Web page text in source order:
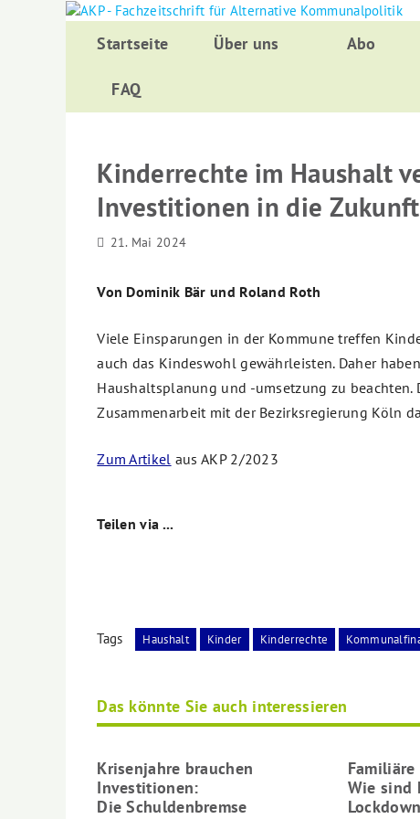
Zurück
InhaltStartseite Über uns Abo
FAQ
Kinderrechte im Haushalt
Investitionen in die Zukunft
21. Mai 2024
Von Dominik Bär und Roland Roth
Viele Einsparungen in der Kommune treffen
auch das Kindeswohl gewährleisten. Daher
Haushaltsplanung und -umsetzung zu
Zusammenarbeit mit der Bezirksregierung Köln
Zum Artikel aus AKP 2/2023
Teilen via ...
Tags Haushalt Kinder Kinderrechte
Das könnte Sie auch interessieren
Krisenjahre brauchen
Investitionen:
Die Schuldenbremse
Wie sind